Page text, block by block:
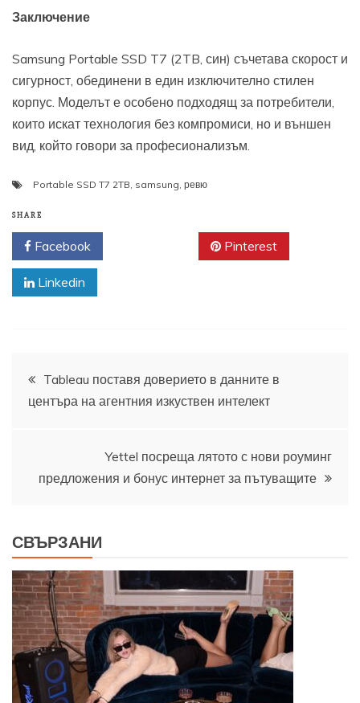
Заключение
Samsung Portable SSD T7 (2TB, син) съчетава скорост и
сигурност, обединени в един изключително стилен
корпус. Моделът е особено подходящ за потребители,
които искат технология без компромиси, но и външен
вид, който говори за професионализъм.
Portable SSD T7 2TB, samsung, ревю
SHARE
Facebook Pinterest
Linkedin
Навигация
Tableau поставя доверието в данните в
центъра на агентния изкуствен интелект
Yettel посреща лятото с нови роуминг
предложения и бонус интернет за пътуващите
СВЪРЗАНИ